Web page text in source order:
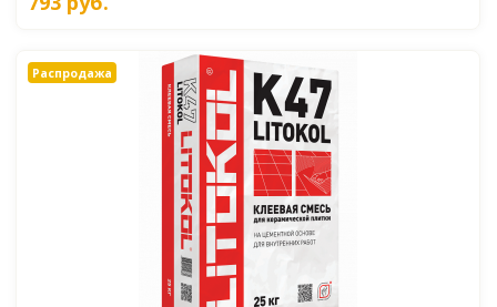
Распродажа